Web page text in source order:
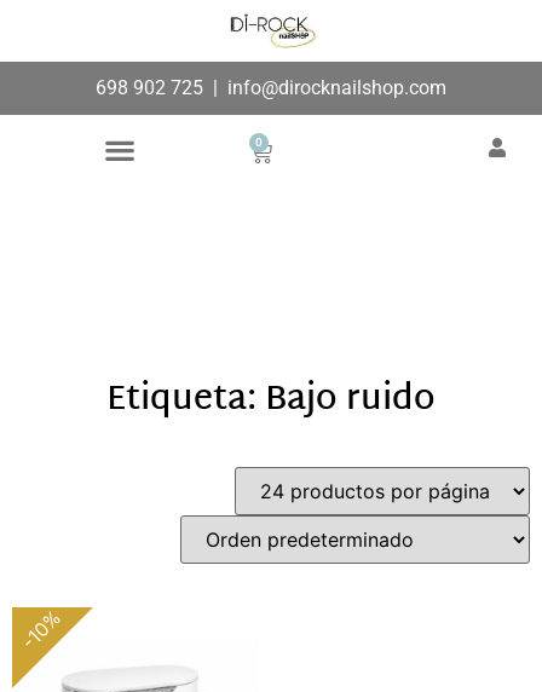
698 902 725 | info@dirocknailshop.com
0
Etiqueta: Bajo ruido
-10%